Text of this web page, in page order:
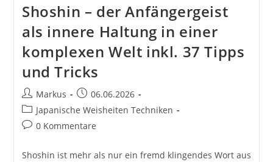
Shoshin – der Anfängergeist
als innere Haltung in einer
komplexen Welt inkl. 37 Tipps
und Tricks
Beitrags-
Autor:
Markus
Beitrag
veröffentlicht:
06.06.2026
Beitrags-
Kategorie:
Japanische Weisheiten Techniken
Beitrags-
0 Kommentare
Shoshin ist mehr als nur ein fremd klingendes Wort aus